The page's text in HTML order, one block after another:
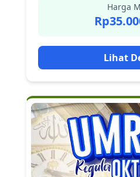
Harga
Lihat